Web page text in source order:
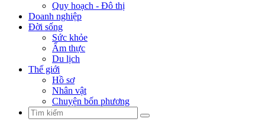
Quy hoạch - Đô thị
Doanh nghiệp
Đời sống
Sức khỏe
Ẩm thực
Du lịch
Thế giới
Hồ sơ
Nhân vật
Chuyện bốn phương